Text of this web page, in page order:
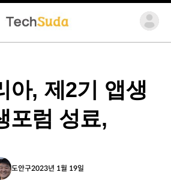
아, 제2기 앱생
포럼 성료,
도안구2023년 1월 19일